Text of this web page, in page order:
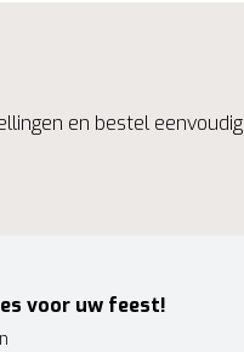
en bestel eenvoudig
voor uw feest!